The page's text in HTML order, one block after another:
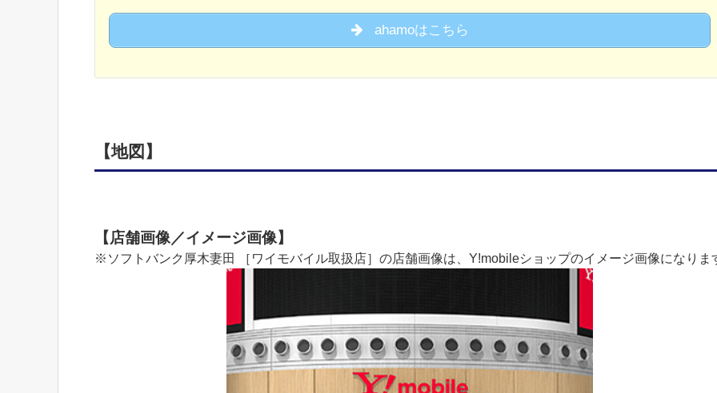
ahamoはこちら
【地図】
【店舗画像／イメージ画像】
※ソフトバンク厚木妻田 ［ワイモバイル取扱店］の店舗画像は、Y!mobileショップのイメージ画像になりま